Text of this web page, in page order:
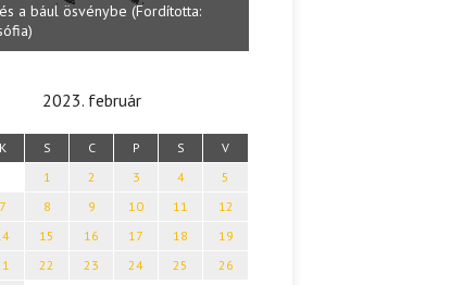
Megválaszolt érintés. Leveles
világa
2023. február
K S C P S V
1 2 3 4
5
7 8 9 10 11
12
15 16 17 18
19
22 23 24 25
26